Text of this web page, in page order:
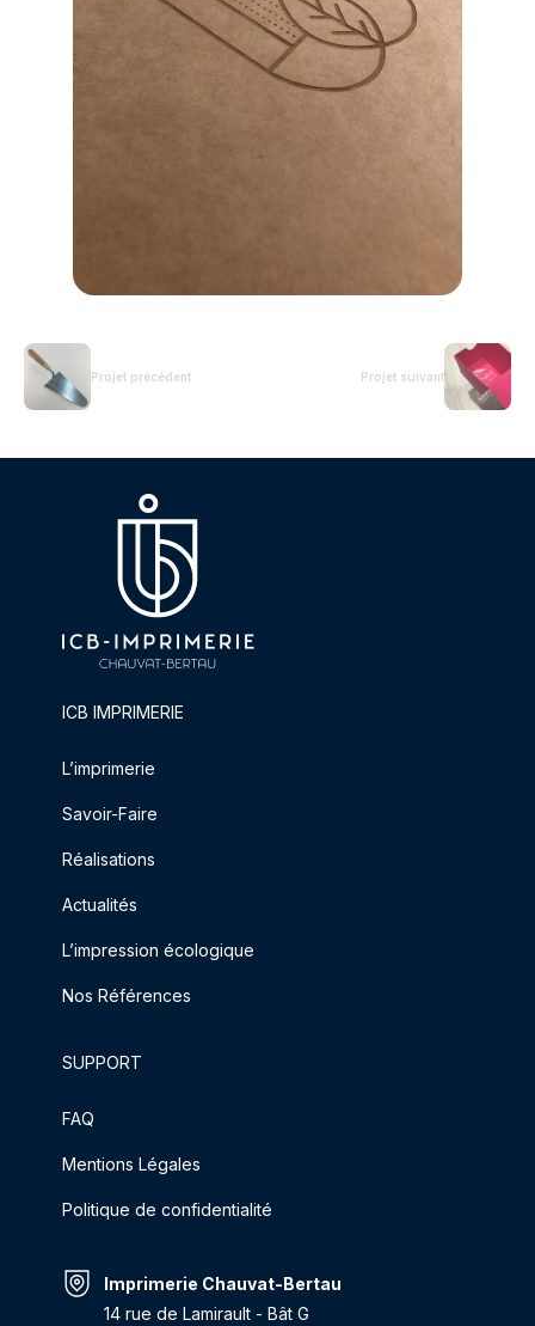
Projet précédent Projet suivant
ICB IMPRIMERIE
L’imprimerie
Savoir-Faire
Réalisations
Actualités
L’impression écologique
Nos Références
SUPPORT
FAQ
Mentions Légales
Politique de confidentialité
Imprimerie Chauvat-Bertau
14 rue de Lamirault - Bât G